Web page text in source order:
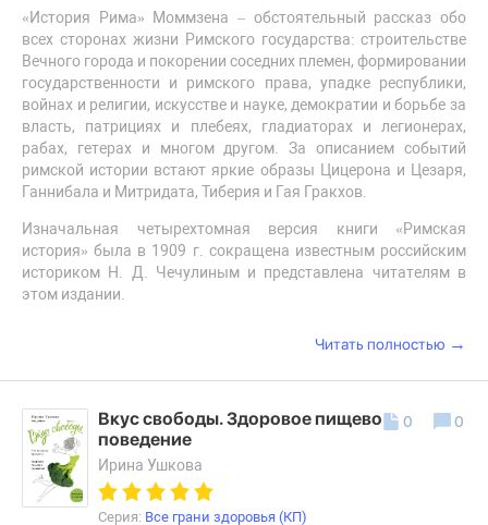
«История Рима» Моммзена – обстоятельный рассказ обо
всех сторонах жизни Римского государства: строительстве
Вечного города и покорении соседних племен, формировании
государственности и римского права, упадке республики,
войнах и религии, искусстве и науке, демократии и борьбе за
власть, патрициях и плебеях, гладиаторах и легионерах,
рабах, гетерах и многом другом. За описанием событий
римской истории встают яркие образы Цицерона и Цезаря,
Ганнибала и Митридата, Тиберия и Гая Гракхов.
Изначальная четырехтомная версия книги «Римская
история» была в 1909 г. сокращена известным российским
историком Н. Д. Чечулиным и представлена читателям в
этом издании.
Читать полностью →
Вкус свободы. Здоровое пищевое
поведение
Ирина Ушкова
Серия: Все грани здоровья (КП)
0 0